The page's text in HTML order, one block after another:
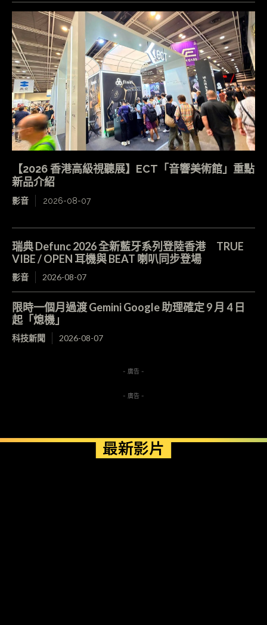
【2026 香港高級視聽展】ECT「音響美術館」重點
新品介紹
影音 2026-08-07
瑞典 Defunc 2026 全新藍牙系列登陸香港 TRUE
VIBE / OPEN 耳機與 BEAT 喇叭同步登場
影音 2026-08-07
限時一個月過渡 Gemini Google 助理確定 9 月 4 日
起「熄機」
科技新聞 2026-08-07
- 廣告 -
- 廣告 -
最新影片